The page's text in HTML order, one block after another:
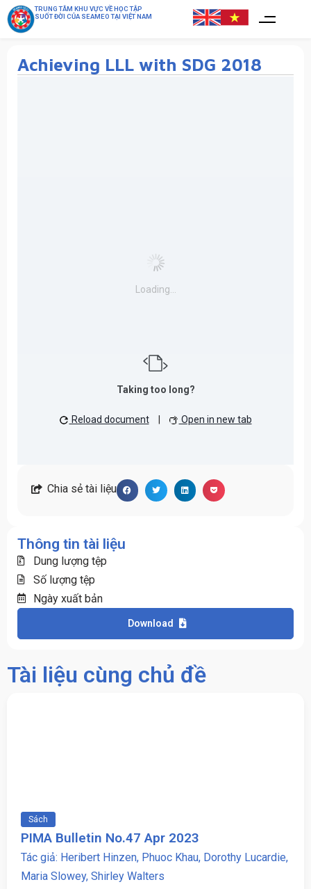
TRUNG TÂM KHU VỰC VỀ HỌC TẬP
SUỐT ĐỜI CỦA SEAMEO TẠI VIỆT NAM
Achieving LLL with SDG 2018
Loading...
Taking too long?
Reload document Open in new tab
Chia sẻ tài liệu
Thông tin tài liệu
Dung lượng tệp
Số lượng tệp
Ngày xuất bản
Download
Tài liệu cùng chủ đề
Sách
PIMA Bulletin No.47 Apr 2023
Tác giả: Heribert Hinzen, Phuoc Khau, Dorothy Lucardie,
Maria Slowey, Shirley Walters